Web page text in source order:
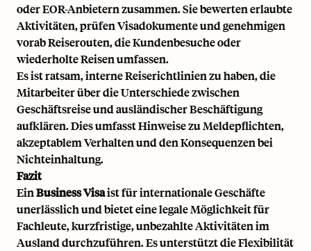
oder EOR-Anbietern zusammen. Sie bewerten erlaubte
Aktivitäten, prüfen Visadokumente und genehmigen
vorab Reiserouten, die Kundenbesuche oder
wiederholte Reisen umfassen.
Es ist ratsam, interne Reiserichtlinien zu haben, die
Mitarbeiter über die Unterschiede zwischen
Geschäftsreise und ausländischer Beschäftigung
aufklären. Dies umfasst Hinweise zu Meldepflichten,
akzeptablem Verhalten und den Konsequenzen bei
Nichteinhaltung.
Fazit
EinBusiness Visaist für internationale Geschäfte
unerlässlich und bietet eine legale Möglichkeit für
Fachleute, kurzfristige, unbezahlte Aktivitäten im
Ausland durchzuführen. Es unterstützt die Flexibilität